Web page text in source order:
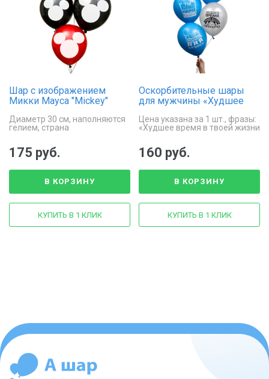
Шар с изображением
Микки Мауса "Mickey"
Диаметр 30 см, наполняются
гелием, страна
175 руб.
В КОРЗИНУ
КУПИТЬ В 1 КЛИК
Оскорбительные шары
для мужчины «Худшее
Цена указана за 1 шт., фразы:
«Худшее время в твоей жизни
допьёшься сам»
160 руб.
В КОРЗИНУ
КУПИТЬ В 1 КЛИК